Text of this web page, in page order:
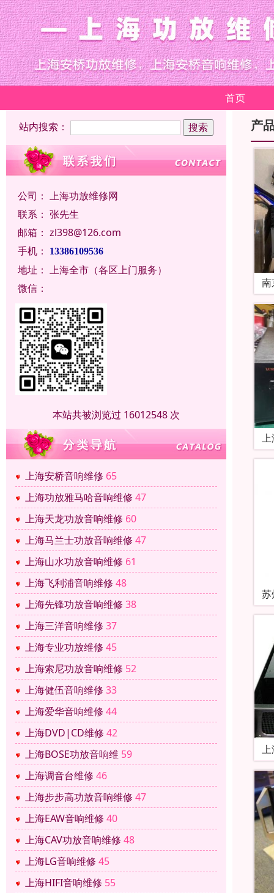
首页
站内搜索：
公司： 上海功放维修网
联系： 张先生
邮箱： zl398@126.com
手机：
13386109536
地址： 上海全市（各区上门服务）
微信：
本站共被浏览过 16012548 次
上海安桥音响维修 65
上海功放雅马哈音响维修 47
上海天龙功放音响维修 60
上海马兰士功放音响维修 47
上海山水功放音响维修 61
上海飞利浦音响维修 48
上海先锋功放音响维修 38
上海三洋音响维修 37
上海专业功放维修 45
上海索尼功放音响维修 52
上海健伍音响维修 33
上海爱华音响维修 44
上海DVD|CD维修 42
上海BOSE功放音响维 59
上海调音台维修 46
上海步步高功放音响维修 47
上海EAW音响维修 40
上海CAV功放音响维修 48
上海LG音响维修 45
上海HIFI音响维修 55
产
南
上
苏
上